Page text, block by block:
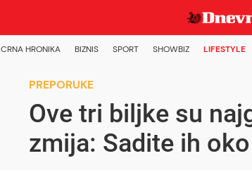
CRNA HRONIKA BIZNIS SPORT SHOWBIZ LIFESTYLE
PREPORUKE
Ove tri biljke su
zmija: Sadite ih